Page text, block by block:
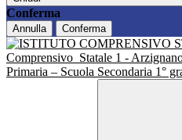
Conferma
Annulla Conferma
Comprensivo Statale 1 -
Primaria – Scuola Secondaria 1°